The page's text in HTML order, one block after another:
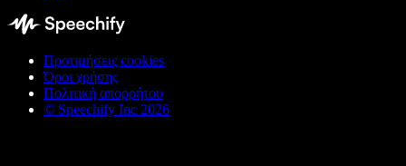
Προτιμήσεις cookies
Όροι χρήσης
Πολιτική απορρήτου
© Speechify Inc 2026